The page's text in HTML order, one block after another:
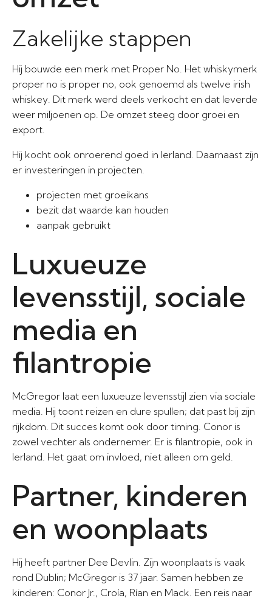
Zakelijke stappen
Hij bouwde een merk met Proper No. Het whiskymerk
proper no is proper no, ook genoemd als twelve irish
whiskey. Dit merk werd deels verkocht en dat leverde
weer miljoenen op. De omzet steeg door groei en
export.
Hij kocht ook onroerend goed in Ierland. Daarnaast zijn
er investeringen in projecten.
projecten met groeikans
bezit dat waarde kan houden
aanpak gebruikt
Luxueuze
levensstijl, sociale
media en
filantropie
McGregor laat een luxueuze levensstijl zien via sociale
media. Hij toont reizen en dure spullen; dat past bij zijn
rijkdom. Dit succes komt ook door timing. Conor is
zowel vechter als ondernemer. Er is filantropie, ook in
Ierland. Het gaat om invloed, niet alleen om geld.
Partner, kinderen
en woonplaats
Hij heeft partner Dee Devlin. Zijn woonplaats is vaak
rond Dublin; McGregor is 37 jaar. Samen hebben ze
kinderen: Conor Jr., Croía, Rían en Mack. Een reis naar